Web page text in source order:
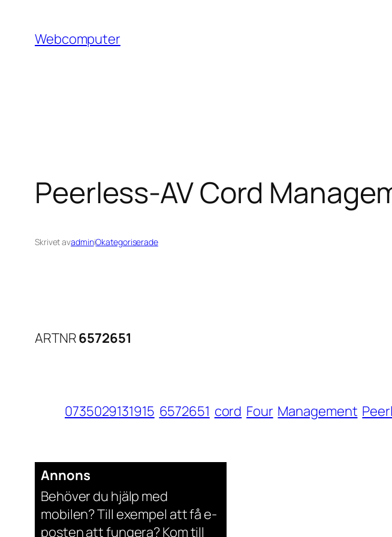
innehåll
Webcomputer
Peerless-AV Cord
Skrivet avadminiOkategoriserade
ARTNR6572651
0735029131915 6572651 cord Four Management
Annons
Behöver du hjälp med
mobilen? Till exempel att få e-
posten att fungera? Kom till